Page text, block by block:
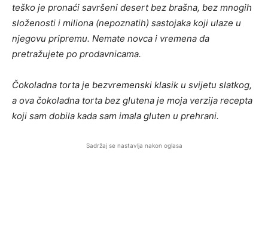
teško je pronaći savršeni desert bez brašna, bez mnogih
složenosti i miliona (nepoznatih) sastojaka koji ulaze u
njegovu pripremu. Nemate novca i vremena da
pretražujete po prodavnicama.
Čokoladna torta je bezvremenski klasik u svijetu slatkog,
a ova čokoladna torta bez glutena je moja verzija recepta
koji sam dobila kada sam imala gluten u prehrani.
Sadržaj se nastavlja nakon oglasa